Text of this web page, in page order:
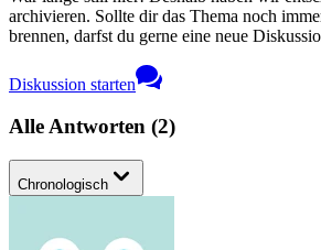
archivieren. Sollte dir das Thema noch
brennen, darfst du gerne eine neue
Diskussion starten
Alle Antworten (2)
Chronologisch